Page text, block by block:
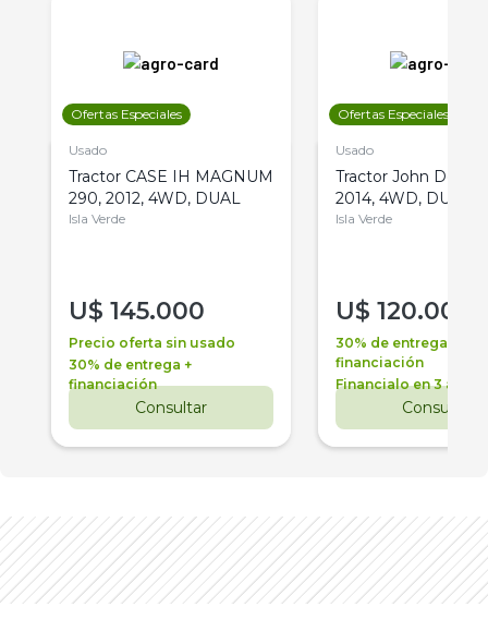
Ofertas Especiales
Usado
Tractor CASE IH MAGNUM
290, 2012, 4WD, DUAL
Isla Verde
U$ 145.000
Precio oferta sin usado
30% de entrega +
financiación
Consultar
Ofertas Especiales
Usado
Tractor John Deere
2014, 4WD, DUAL
Isla Verde
U$ 120.000
30% de entrega +
financiación
Financialo en 3 años
Consultar